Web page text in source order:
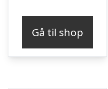
Gå til shop